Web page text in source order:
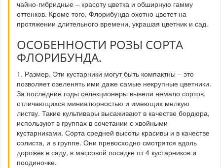
чайно-гибридные – красоту цветка и обширную гамму
оттенков. Кроме того, Флорибунда охотно цветет на
протяжении длительного времени, украшая цветник и сад.
ОСОБЕННОСТИ РОЗЫ СОРТА
ФЛОРИБУНДА.
1. Размер. Эти кустарники могут быть компактны – это
позволяет озеленять ими даже самые некрупные цветники.
За последние годы селекционеры вывели немало сортов,
отличающихся миниатюрностью и имеющих мелкую
листву. Такие культивары высаживают в качестве бордюра,
используют в группах в сочетании с хвойными
кустарниками. Сорта средней высоты красивы и в качестве
солиста, и в группе. Они превосходно смотрятся вдоль
дорожек в саду, в массовой посадке от 4 кустарников и
поодиночке.